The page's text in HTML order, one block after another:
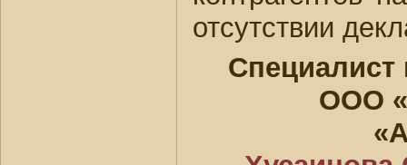
отсутствии
Специалист
ООО